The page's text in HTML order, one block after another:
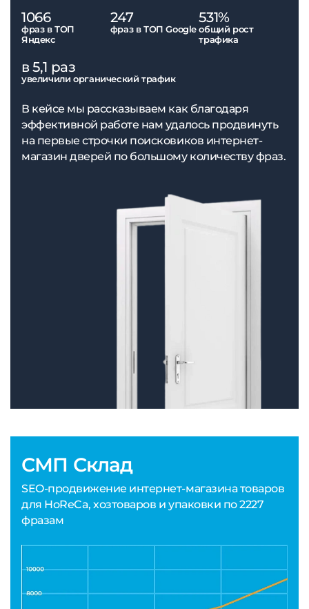
СМП Склад
SEO-продвижение интернет-магазина товаров
для HoReCa, хозтоваров и упаковки по 2227
фразам
1066
фраз в ТОП
Яндекс
247
фраз в ТОП Google
531%
общий рост
трафика
в 5,1 раз
увеличили органический трафик
В кейсе мы рассказываем как благодаря
эффективной работе нам удалось продвинуть
на первые строчки поисковиков интернет-
магазин дверей по большому количеству фраз.